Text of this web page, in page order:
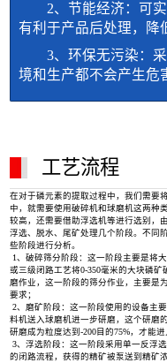
2、节能经济：可
有利于产品后处理，降
3、环保无污染：
境和生产都不会产生危
工艺流程
在对于磷元素的提取过程中，我们需要
中，就需要使用破碎机和球磨机这两种
较高，还需要借助浮选机等进行选别，
浮选、脱水、尾矿处理几个阶段。不同
些阶段进行分析。
1、破碎筛分阶段：这一阶段主要是将
或三级闭路工艺将0-350毫米的大块磷
磨作业，这一阶段的筛分作业，主要是
要求；
2、磨矿阶段：这一阶段使用的设备主
料机送入球磨机进一步研磨，这个研磨
研磨成为粒度达到-200目的75%，才能
3、浮选阶段：这一阶段采用单一反浮
的闭路流程，获得的精矿被泵送到精矿